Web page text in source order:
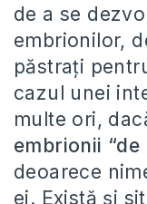
de a se
embrionilor,
păstrați
cazul unei
multe ori,
embrionii
deoarece
ei. Există și